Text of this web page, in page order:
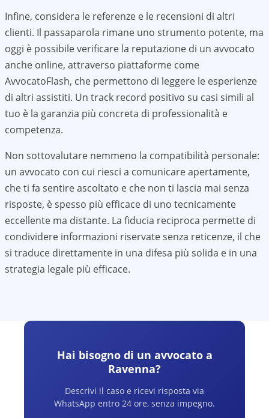
Infine, considera le referenze e le recensioni di altri
clienti. Il passaparola rimane uno strumento potente, ma
oggi è possibile verificare la reputazione di un avvocato
anche online, attraverso piattaforme come
AvvocatoFlash, che permettono di leggere le esperienze
di altri assistiti. Un track record positivo su casi simili al
tuo è la garanzia più concreta di professionalità e
competenza.
Non sottovalutare nemmeno la compatibilità personale:
un avvocato con cui riesci a comunicare apertamente,
che ti fa sentire ascoltato e che non ti lascia mai senza
risposte, è spesso più efficace di uno tecnicamente
eccellente ma distante. La fiducia reciproca permette di
condividere informazioni riservate senza reticenze, il che
si traduce direttamente in una difesa più solida e in una
strategia legale più efficace.
Hai bisogno di un avvocato a
Ravenna?
Descrivi il caso e ricevi risposta via
WhatsApp entro 24 ore, senza impegno.